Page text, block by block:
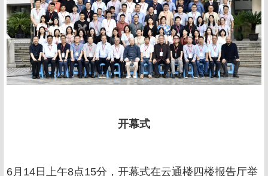
开幕式
6月14日上午8点15分，开幕式在云通楼四楼报告厅举